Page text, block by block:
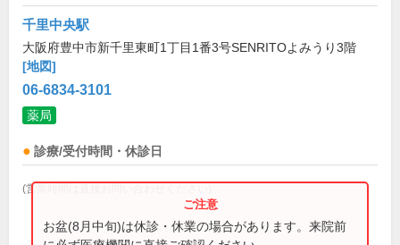
千里中央駅
大阪府豊中市新千里東町1丁目1番3号SENRITOよみうり3階
[地図]
06-6834-3101
薬局
診療/受付時間・休診日
(営業時間は直接お問い合わせください)
お盆(8月中旬)は休診・休業の場合があります。来院前